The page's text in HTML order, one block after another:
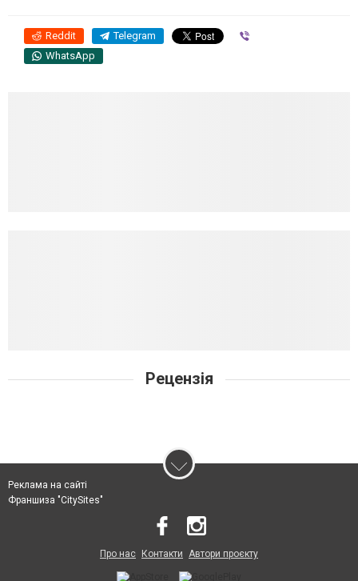
Reddit Telegram
WhatsApp
Рецензія
Реклама на сайті
Франшиза "CitySites"
Про нас Контакти Автори проєкту